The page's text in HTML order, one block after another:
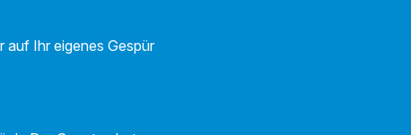
auf Ihr eigenes Gespür